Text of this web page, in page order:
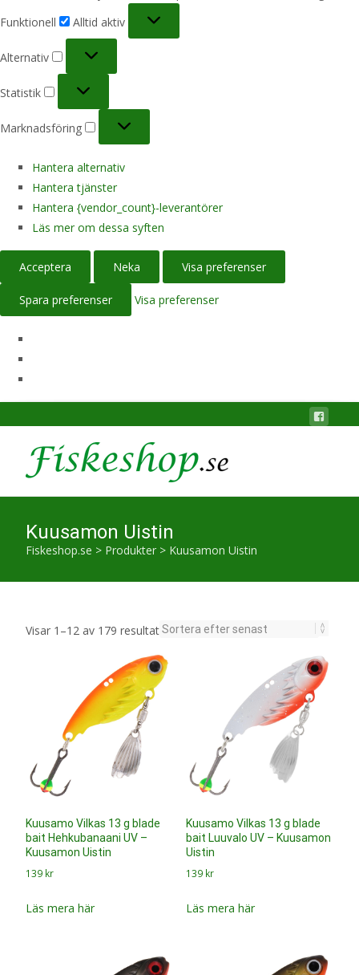
Funktionell
Alltid aktiv
Alternativ
Statistik
Marknadsföring
Hantera alternativ
Hantera tjänster
Hantera {vendor_count}-leverantörer
Läs mer om dessa syften
Acceptera Neka Visa preferenser
Spara preferenser Visa preferenser
Kuusamon Uistin
Fiskeshop.se > Produkter > Kuusamon Uistin
Visar 1–12 av 179 resultatSortera
senaste
Kuusamo Vilkas 13 g blade
bait Hehkubanaani UV –
Kuusamon Uistin
139 kr
Läs mera här
Kuusamo Vilkas 13 g blade
bait Luuvalo UV – Kuusamon
Uistin
139 kr
Läs mera här